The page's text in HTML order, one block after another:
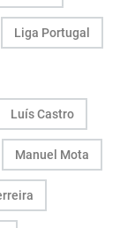
Liga Portugal
Luís Castro
Manuel Mota